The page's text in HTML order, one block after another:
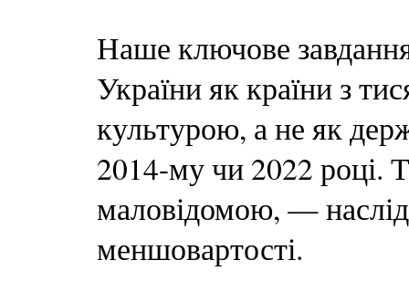
Наше ключове
України як країни з
культурою, а не як
2014-му чи 2022 році.
маловідомою, —
меншовартості.